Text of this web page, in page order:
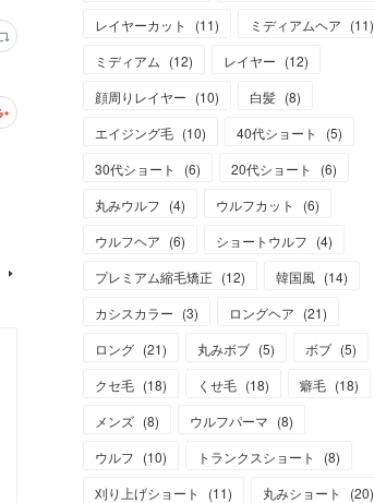
レイヤーカット
(11) ミディアムヘア (11)
ミディアム (12) レイヤー (12)
顔周りレイヤー (10) 白髪 (8)
エイジング毛 (10) 40代ショート (5)
30代ショート
(6) 20代ショート (6)
丸みウルフ (4) ウルフカット (6)
ウルフヘア (6) ショートウルフ (4)
プレミアム縮毛矯正 (12) 韓国風 (14)
カシスカラー (3) ロングヘア (21)
ロング (21) 丸みボブ (5) ボブ (5)
クセ毛 (18) くせ毛 (18) 癖毛 (18)
メンズ (8) ウルフパーマ (8)
ウルフ (10) トランクスショート (8)
刈り上げショート
(11) 丸みショート (20)